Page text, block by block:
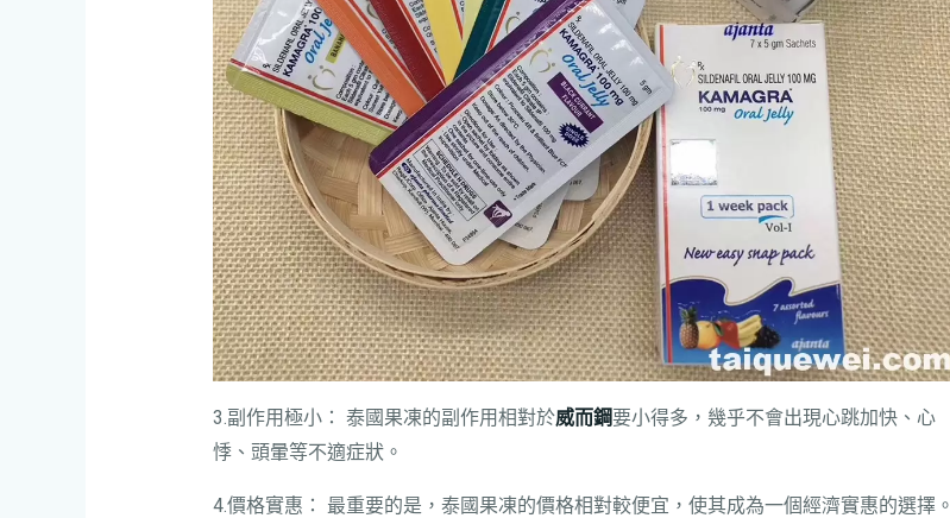
3.副作用極小： 泰國果凍的副作用相對於威而鋼要小得多，幾乎不會出現心跳加快、心
悸、頭暈等不適症狀。
4.價格實惠： 最重要的是，泰國果凍的價格相對較便宜，使其成為一個經濟實惠的選擇。